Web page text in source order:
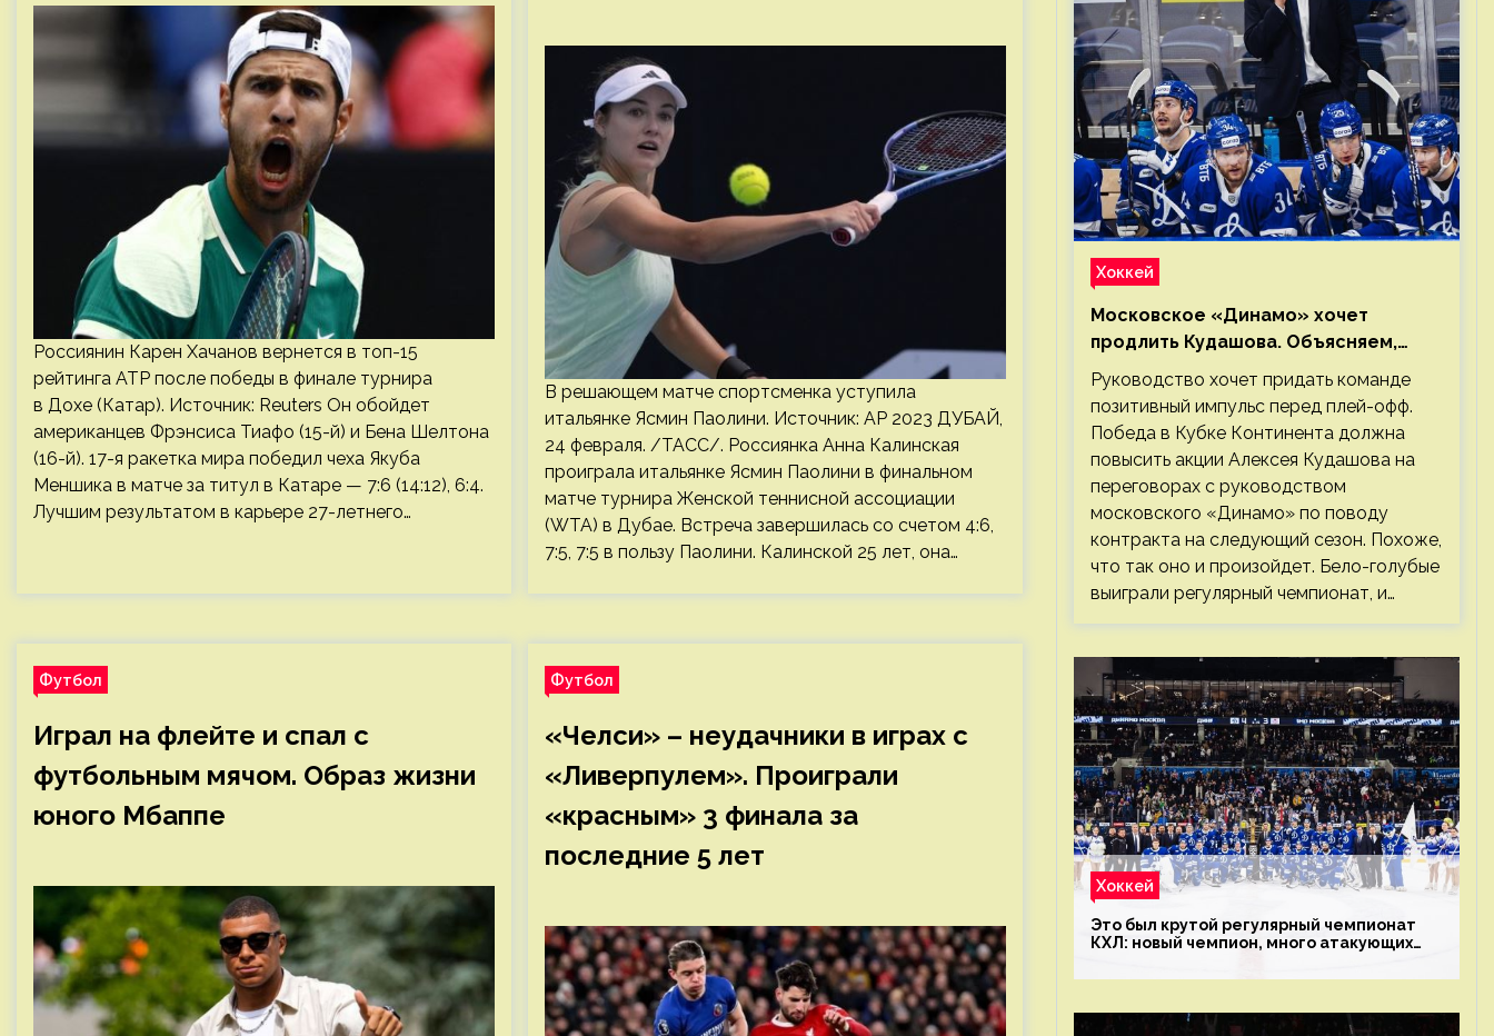
Россиянин Карен Хачанов вернется в топ-15
рейтинга ATP после победы в финале турнира
в Дохе (Катар). Источник: Reuters Он обойдет
американцев Фрэнсиса Тиафо (15-й) и Бена Шелтона
(16-й). 17-я ракетка мира победил чеха Якуба
Меншика в матче за титул в Катаре — 7:6 (14:12), 6:4.
Лучшим результатом в карьере 27-летнего…
В решающем матче спортсменка уступила
итальянке Ясмин Паолини. Источник: AP 2023 ДУБАЙ,
24 февраля. /ТАСС/. Россиянка Анна Калинская
проиграла итальянке Ясмин Паолини в финальном
матче турнира Женской теннисной ассоциации
(WTA) в Дубае. Встреча завершилась со счетом 4:6,
7:5, 7:5 в пользу Паолини. Калинской 25 лет, она…
Футбол
Играл на флейте и спал с
футбольным мячом. Образ жизни
юного Мбаппе
Футбол
«Челси» – неудачники в играх с
«Ливерпулем». Проиграли
«красным» 3 финала за
последние 5 лет
Хоккей
Московское «Динамо» хочет
продлить Кудашова. Объясняем,
почему это правильно
Руководство хочет придать команде
позитивный импульс перед плей-офф.
Победа в Кубке Континента должна
повысить акции Алексея Кудашова на
переговорах с руководством
московского «Динамо» по поводу
контракта на следующий сезон. Похоже,
что так оно и произойдет. Бело-голубые
выиграли регулярный чемпионат, и…
Хоккей
Это был крутой регулярный чемпионат
КХЛ: новый чемпион, много атакующих